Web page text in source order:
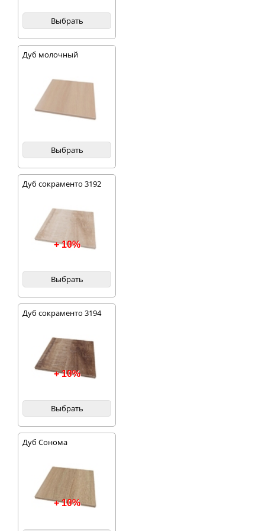
Выбрать
Дуб молочный
Выбрать
Дуб сокраменто 3192
+ 10%
Выбрать
Дуб сокраменто 3194
+ 10%
Выбрать
Дуб Сонома
+ 10%